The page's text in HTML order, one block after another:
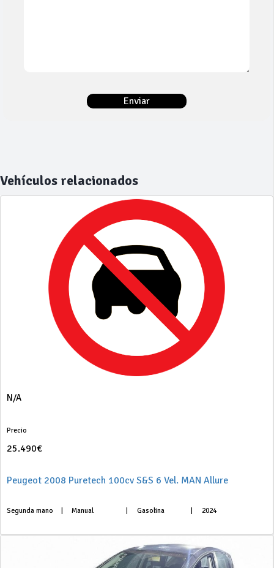
Vehículos relacionados
N/A
Precio
25.490€
Peugeot 2008 Puretech 100cv S&S 6 Vel. MAN Allure
Segunda mano Manual Gasolina 2024